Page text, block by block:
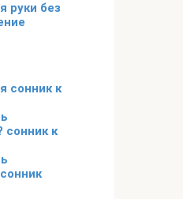
руки без
сонник к
сонник к